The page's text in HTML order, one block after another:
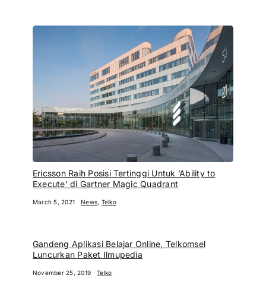
Ericsson Raih Posisi Tertinggi Untuk ’Ability to
Execute’ di Gartner Magic Quadrant
March 5, 2021 News, Telko
Gandeng Aplikasi Belajar Online, Telkomsel
Luncurkan Paket Ilmupedia
November 25, 2019 Telko